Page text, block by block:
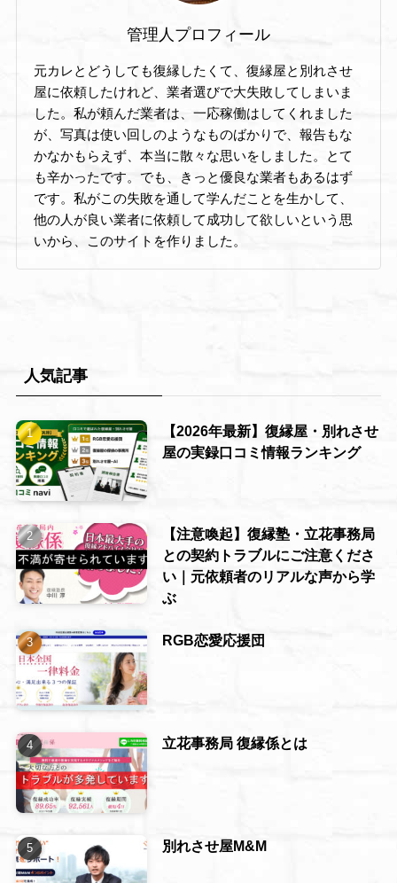
管理人プロフィール
元カレとどうしても復縁したくて、復縁屋と別れさせ
屋に依頼したけれど、業者選びで大失敗してしまいま
した。私が頼んだ業者は、一応稼働はしてくれました
が、写真は使い回しのようなものばかりで、報告もな
かなかもらえず、本当に散々な思いをしました。とて
も辛かったです。でも、きっと優良な業者もあるはず
です。私がこの失敗を通して学んだことを生かして、
他の人が良い業者に依頼して成功して欲しいという思
いから、このサイトを作りました。
人気記事
【2026年最新】復縁屋・別れさせ
屋の実録口コミ情報ランキング
【注意喚起】復縁塾・立花事務局
との契約トラブルにご注意くださ
い｜元依頼者のリアルな声から学
ぶ
RGB恋愛応援団
立花事務局 復縁係とは
別れさせ屋M&M